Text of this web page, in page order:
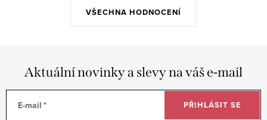
VŠECHNA HODNOCENÍ
Aktuální novinky a slevy na váš e-mail
E-mail PŘIHLÁSIT SE